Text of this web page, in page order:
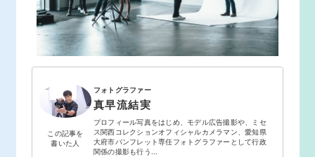
この記事を
書いた人
フォトグラファー
真早流結実
プロフィール写真をはじめ、モデル広告撮影や、ミセ
ス関西コレクションオフィシャルカメラマン、愛知県
大府市パンフレット専任フォトグラファーとして行政
関係の撮影も行う...